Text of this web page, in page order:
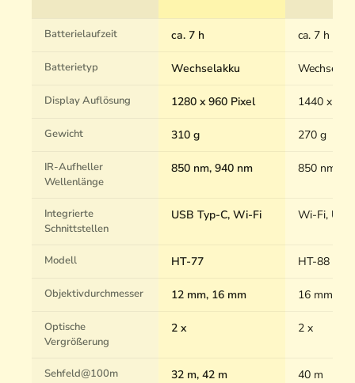
Batterielaufzeit ca. 7 h ca. 7 h
Batterietyp Wechselakku
Display Auflösung 1280 x 960 Pixel 1440 x
Gewicht 310 g 270 g
IR-Aufheller
Wellenlänge
850 nm, 940 nm 850 nm,
Integrierte
Schnittstellen
USB Typ-C, Wi-Fi Wi-Fi,
Modell HT-77 HT-88
Objektivdurchmesser 12 mm, 16 mm 16 mm
Optische
Vergrößerung
2 x 2 x
Sehfeld@100m 32 m, 42 m 40 m